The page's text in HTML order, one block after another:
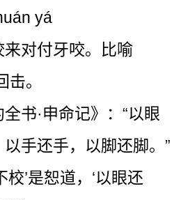
yá
来对付牙咬。比喻
击。
全书·申命记》：“以眼
手还手，以脚还脚。”
校’是恕道，‘以眼还